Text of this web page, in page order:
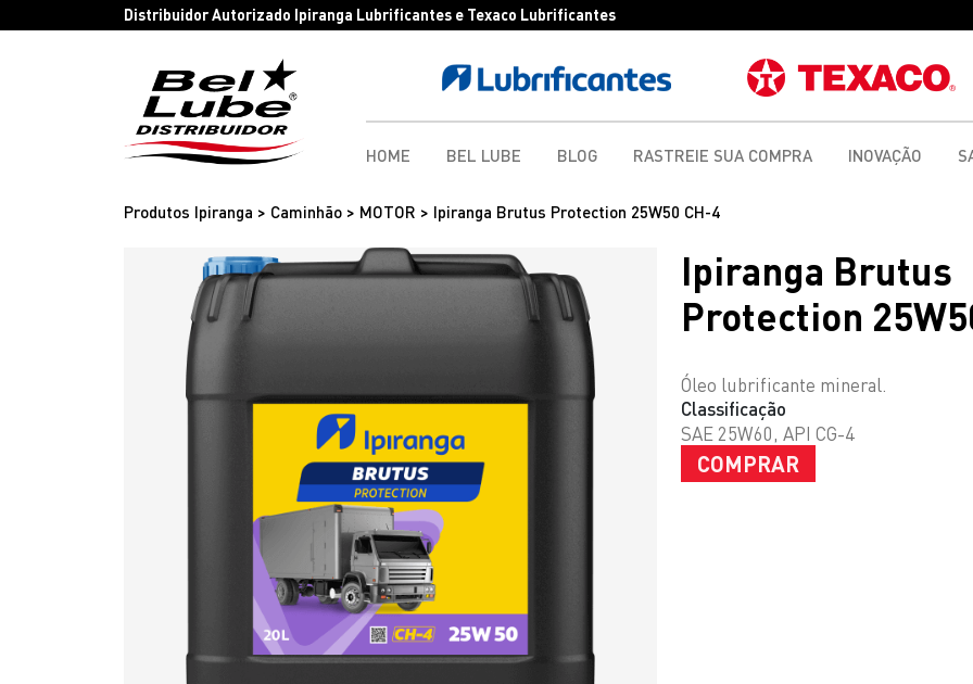
Distribuidor Autorizado Ipiranga Lubrificantes e Texaco Lubrificantes
HOME BEL LUBE BLOG RASTREIE SUA COMPRA INOVAÇÃO
Produtos Ipiranga > Caminhão > MOTOR > Ipiranga Brutus Protection 25W50 CH-4
Ipiranga Brutus
Protection
Óleo lubrificante mineral.
Classificação
SAE 25W60, API CG-4
COMPRAR